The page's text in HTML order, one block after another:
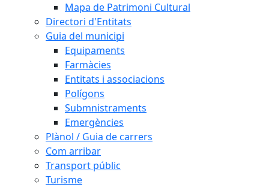
Mapa de Patrimoni Cultural
Directori d'Entitats
Guia del municipi
Equipaments
Farmàcies
Entitats i associacions
Polígons
Submnistraments
Emergències
Plànol / Guia de carrers
Com arribar
Transport públic
Turisme